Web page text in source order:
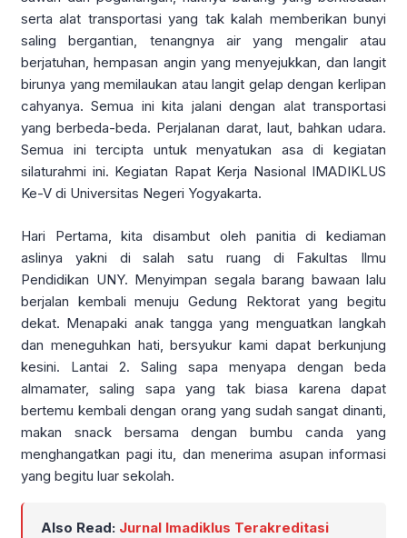
serta alat transportasi yang tak kalah memberikan bunyi
saling bergantian, tenangnya air yang mengalir atau
berjatuhan, hempasan angin yang menyejukkan, dan langit
birunya yang memilaukan atau langit gelap dengan kerlipan
cahyanya. Semua ini kita jalani dengan alat transportasi
yang berbeda-beda. Perjalanan darat, laut, bahkan udara.
Semua ini tercipta untuk menyatukan asa di kegiatan
silaturahmi ini. Kegiatan Rapat Kerja Nasional IMADIKLUS
Ke-V di Universitas Negeri Yogyakarta.
Hari Pertama, kita disambut oleh panitia di kediaman
aslinya yakni di salah satu ruang di Fakultas Ilmu
Pendidikan UNY. Menyimpan segala barang bawaan lalu
berjalan kembali menuju Gedung Rektorat yang begitu
dekat. Menapaki anak tangga yang menguatkan langkah
dan meneguhkan hati, bersyukur kami dapat berkunjung
kesini. Lantai 2. Saling sapa menyapa dengan beda
almamater, saling sapa yang tak biasa karena dapat
bertemu kembali dengan orang yang sudah sangat dinanti,
makan snack bersama dengan bumbu canda yang
menghangatkan pagi itu, dan menerima asupan informasi
yang begitu luar sekolah.
Also Read: Jurnal Imadiklus Terakreditasi